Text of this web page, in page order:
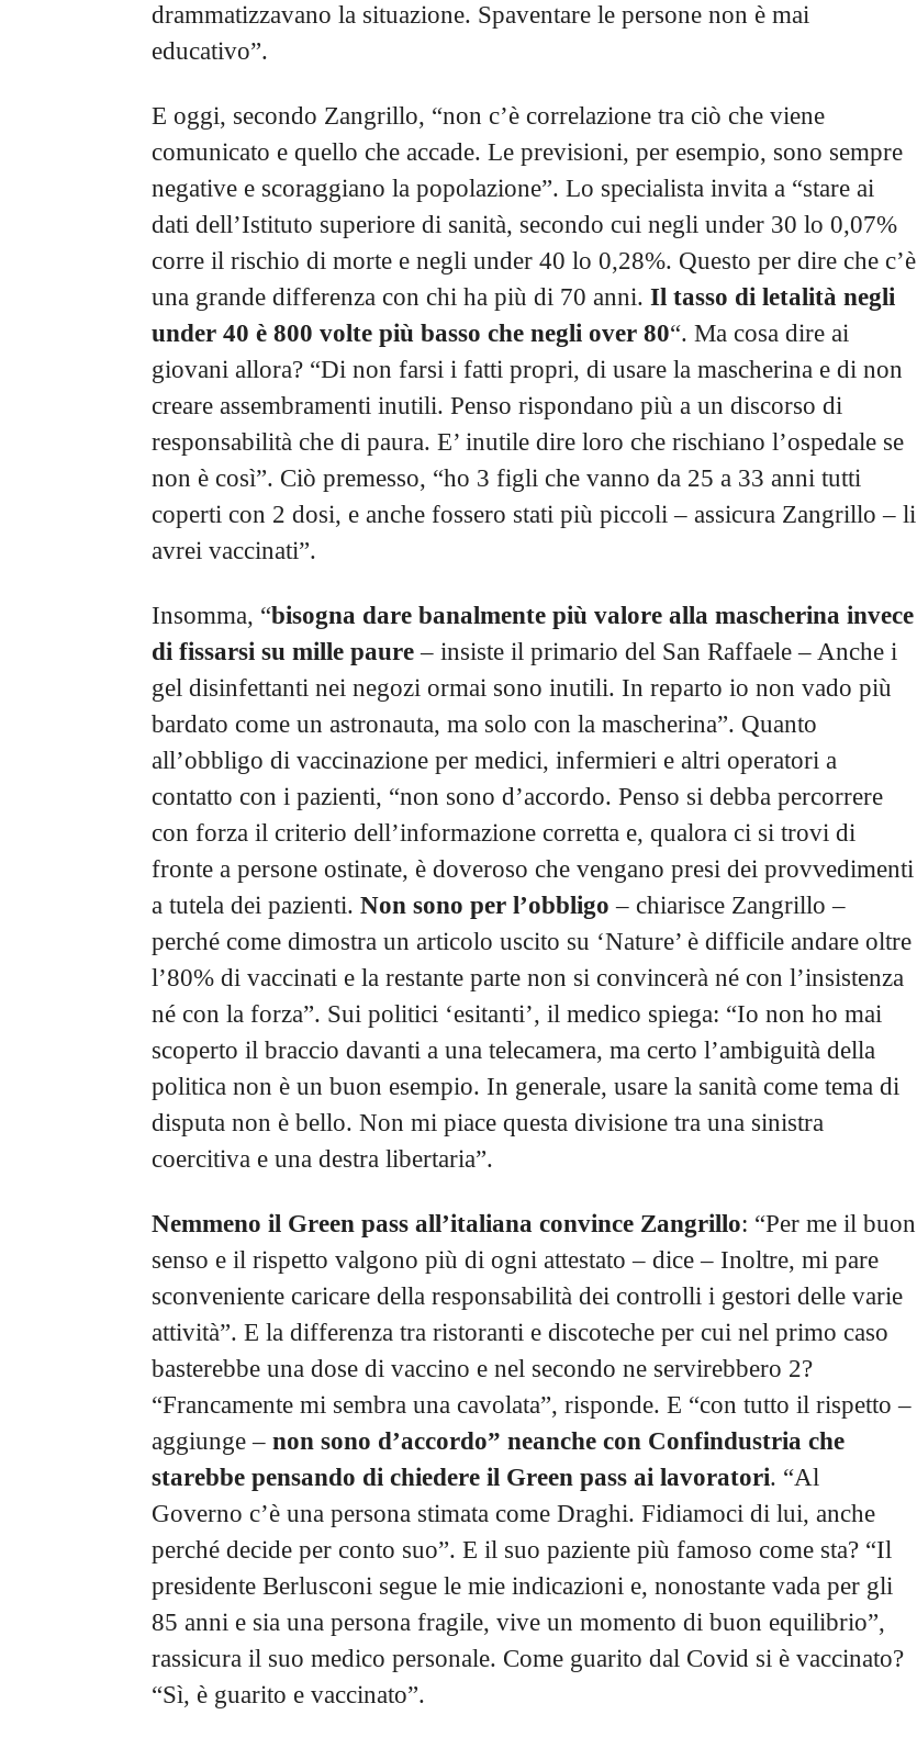
drammatizzavano la situazione. Spaventare le persone non è mai
educativo”.
E oggi, secondo Zangrillo, “non c’è correlazione tra ciò che viene
comunicato e quello che accade. Le previsioni, per esempio, sono sempre
negative e scoraggiano la popolazione”. Lo specialista invita a “stare ai
dati dell’Istituto superiore di sanità, secondo cui negli under 30 lo 0,07%
corre il rischio di morte e negli under 40 lo 0,28%. Questo per dire che c’è
una grande differenza con chi ha più di 70 anni. Il tasso di letalità negli
under 40 è 800 volte più basso che negli over 80“. Ma cosa dire ai
giovani allora? “Di non farsi i fatti propri, di usare la mascherina e di non
creare assembramenti inutili. Penso rispondano più a un discorso di
responsabilità che di paura. E’ inutile dire loro che rischiano l’ospedale se
non è così”. Ciò premesso, “ho 3 figli che vanno da 25 a 33 anni tutti
coperti con 2 dosi, e anche fossero stati più piccoli – assicura Zangrillo – li
avrei vaccinati”.
Insomma, “bisogna dare banalmente più valore alla mascherina invece
di fissarsi su mille paure – insiste il primario del San Raffaele – Anche i
gel disinfettanti nei negozi ormai sono inutili. In reparto io non vado più
bardato come un astronauta, ma solo con la mascherina”. Quanto
all’obbligo di vaccinazione per medici, infermieri e altri operatori a
contatto con i pazienti, “non sono d’accordo. Penso si debba percorrere
con forza il criterio dell’informazione corretta e, qualora ci si trovi di
fronte a persone ostinate, è doveroso che vengano presi dei provvedimenti
a tutela dei pazienti. Non sono per l’obbligo– chiarisce Zangrillo –
perché come dimostra un articolo uscito su ‘Nature’ è difficile andare oltre
l’80% di vaccinati e la restante parte non si convincerà né con l’insistenza
né con la forza”. Sui politici ‘esitanti’, il medico spiega: “Io non ho mai
scoperto il braccio davanti a una telecamera, ma certo l’ambiguità della
politica non è un buon esempio. In generale, usare la sanità come tema di
disputa non è bello. Non mi piace questa divisione tra una sinistra
coercitiva e una destra libertaria”.
Nemmeno il Green pass all’italiana convince Zangrillo: “Per me il buon
senso e il rispetto valgono più di ogni attestato – dice – Inoltre, mi pare
sconveniente caricare della responsabilità dei controlli i gestori delle varie
attività”. E la differenza tra ristoranti e discoteche per cui nel primo caso
basterebbe una dose di vaccino e nel secondo ne servirebbero 2?
“Francamente mi sembra una cavolata”, risponde. E “con tutto il rispetto –
aggiunge – non sono d’accordo” neanche con Confindustria che
starebbe pensando di chiedere il Green pass ai lavoratori. “Al
Governo c’è una persona stimata come Draghi. Fidiamoci di lui, anche
perché decide per conto suo”. E il suo paziente più famoso come sta? “Il
presidente Berlusconi segue le mie indicazioni e, nonostante vada per gli
85 anni e sia una persona fragile, vive un momento di buon equilibrio”,
rassicura il suo medico personale. Come guarito dal Covid si è vaccinato?
“Sì, è guarito e vaccinato”.